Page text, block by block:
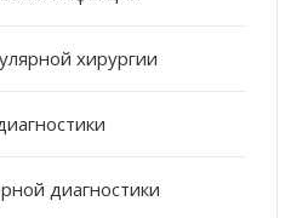
хирургии
диагностики